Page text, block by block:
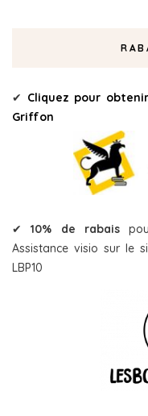
✔ Cliquez pour
Griffon
✔10% de rabais
Assistance visio sur le
LBP10